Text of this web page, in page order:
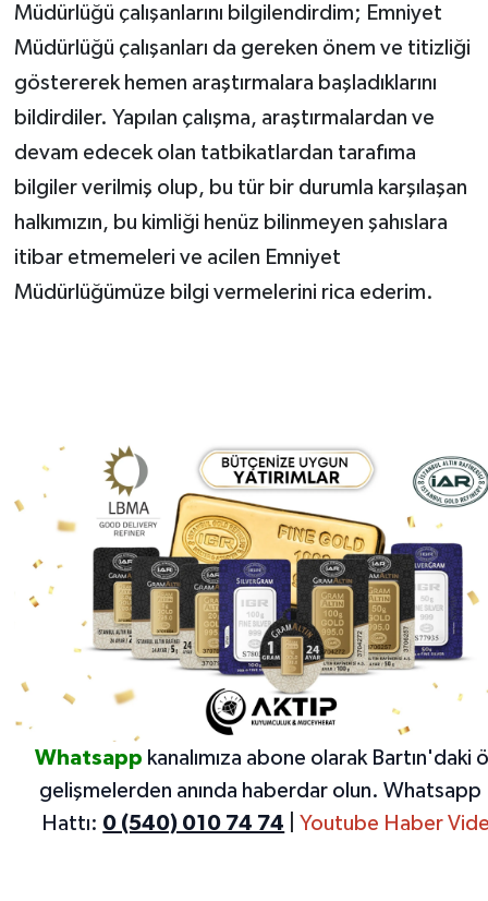
Müdürlüğü çalışanlarını bilgilendirdim; Emniyet
Müdürlüğü çalışanları da gereken önem ve titizliği
göstererek hemen araştırmalara başladıklarını
bildirdiler. Yapılan çalışma, araştırmalardan ve
devam edecek olan tatbikatlardan tarafıma
bilgiler verilmiş olup, bu tür bir durumla karşılaşan
halkımızın, bu kimliği henüz bilinmeyen şahıslara
itibar etmemeleri ve acilen Emniyet
Müdürlüğümüze bilgi vermelerini rica ederim.
Whatsapp kanalımıza abone olarak Bartın'daki
gelişmelerden anında haberdar olun. Whatsapp
Hattı: 0 (540) 010 74 74 Youtube Haber